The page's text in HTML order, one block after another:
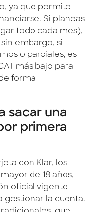
ya que permite
Si planeas
todo cada mes),
embargo, si
o parciales, es
más bajo para
forma
sacar una
primera
con Klar, los
de 18 años,
oficial vigente
gestionar la cuenta.